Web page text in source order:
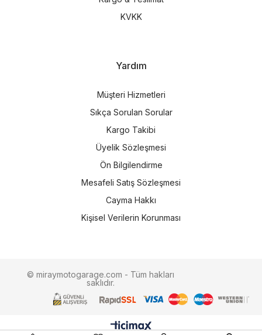
KVKK
Yardım
Müşteri Hizmetleri
Sıkça Sorulan Sorular
Kargo Takibi
Üyelik Sözleşmesi
Ön Bilgilendirme
Mesafeli Satış Sözleşmesi
Cayma Hakkı
Kişisel Verilerin Korunması
© miraymotogarage.com - Tüm hakları
saklıdır.